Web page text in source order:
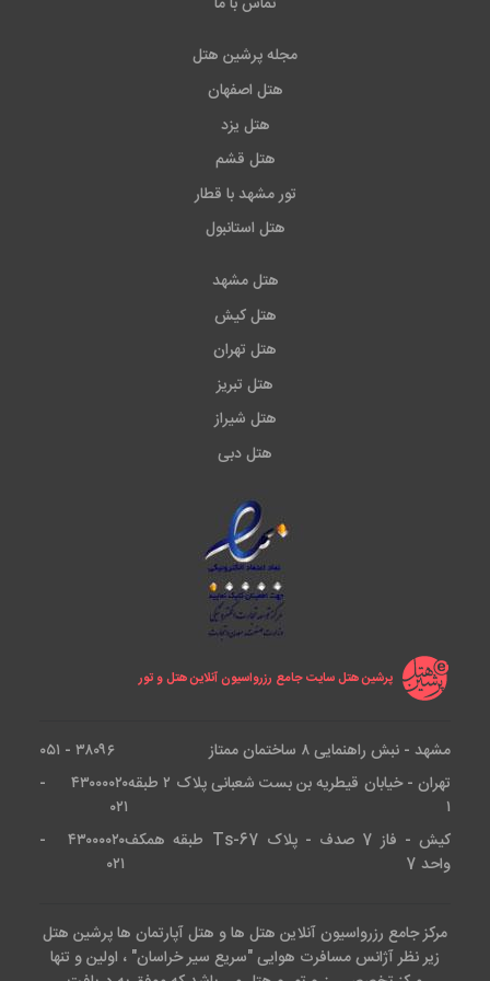
مجله پرشین هتل
هتل اصفهان
هتل یزد
هتل قشم
تور مشهد با قطار
هتل استانبول
هتل مشهد
هتل کیش
هتل تهران
هتل تبریز
هتل شیراز
هتل دبی
پرشین هتل سایت جامع رزرواسیون آنلاین هتل و تور
مشهد - نبش راهنمایی ۸ ساختمان ممتاز
۳۸۰۹۶ - ۰۵۱
تهران - خیابان قیطریه بن بست شعبانی پلاک ۲ طبقه
۱
۴۳۰۰۰۰۲۰ -
۰۲۱
کیش - فاز 7 صدف - پلاک Ts-67 طبقه همکف
واحد 7
۴۳۰۰۰۰۲۰ -
۰۲۱
مرکز جامع رزرواسیون آنلاین هتل ها و هتل آپارتمان ها پرشین هتل
زیر نظر آژانس مسافرت هوایی "سریع سیر خراسان" ، اولین و تنها